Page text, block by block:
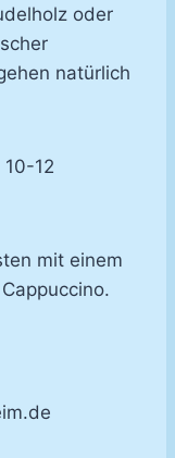
oder
natürlich
12
mit einem